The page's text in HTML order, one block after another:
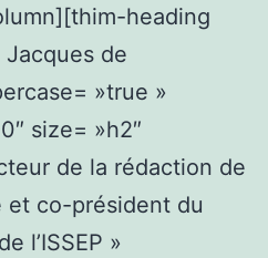
heading
de
»true »
size= »h2″
de la rédaction de
et co-président du
l’ISSEP »